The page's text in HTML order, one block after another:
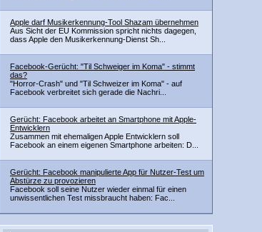
Apple darf Musikerkennung-Tool Shazam übernehmen
Aus Sicht der EU Kommission spricht nichts dagegen,
dass Apple den Musikerkennung-Dienst Sh...
Facebook-Gerücht: "Til Schweiger im Koma" - stimmt
das?
"Horror-Crash" und "Til Schweizer im Koma" - auf
Facebook verbreitet sich gerade die Nachri...
Gerücht: Facebook arbeitet an Smartphone mit Apple-
Entwicklern
Zusammen mit ehemaligen Apple Entwicklern soll
Facebook an einem eigenen Smartphone arbeiten: D...
Gerücht: Facebook manipulierte App für Nutzer-Test um
Abstürze zu provozieren
Facebook soll seine Nutzer wieder einmal für einen
unwissentlichen Test missbraucht haben: Fac...